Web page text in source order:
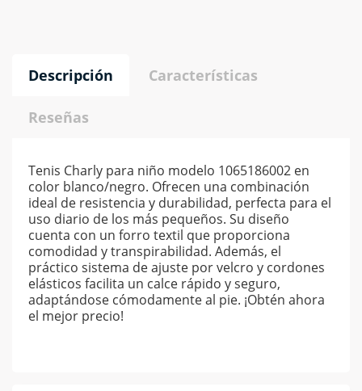
Descripción Características
Reseñas
Tenis Charly para niño modelo 1065186002 en
color blanco/negro. Ofrecen una combinación
ideal de resistencia y durabilidad, perfecta para el
uso diario de los más pequeños. Su diseño
cuenta con un forro textil que proporciona
comodidad y transpirabilidad. Además, el
práctico sistema de ajuste por velcro y cordones
elásticos facilita un calce rápido y seguro,
adaptándose cómodamente al pie. ¡Obtén ahora
el mejor precio!